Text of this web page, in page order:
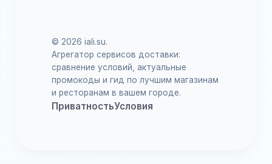
© 2026 iali.su.
Агрегатор сервисов доставки:
сравнение условий, актуальные
промокоды и гид по лучшим магазинам
и ресторанам в вашем городе.
ПриватностьУсловия